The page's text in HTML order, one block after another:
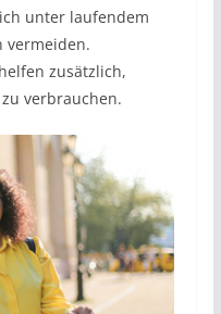
unter laufendem
vermeiden.
zusätzlich,
verbrauchen.